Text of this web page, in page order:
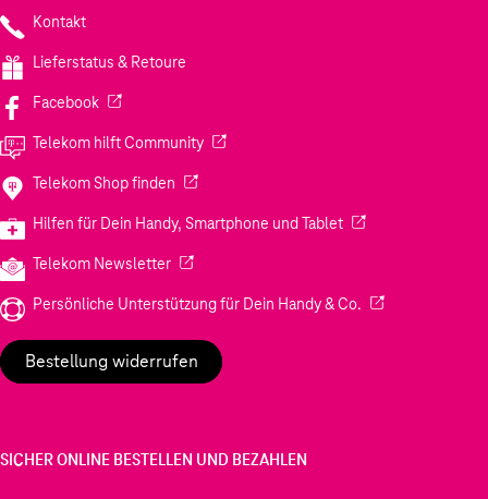
Kontakt
Lieferstatus & Retoure
Facebook(Wird in einem neuen Tab geöffnet)
Telekom hilft Community(Wird in einem neuen Tab geöffnet)
Telekom Shop finden (Wird in einem neuen Tab geöffnet)
Hilfen für Dein Handy, Smartphone und Tablet(Wird in einem
Telekom Newsletter(Wird in einem neuen Tab geöffnet)
Persönliche Unterstützung für Dein Handy & Co. (Wird in einem
Bestellung widerrufen
SICHER ONLINE BESTELLEN UND BEZAHLEN